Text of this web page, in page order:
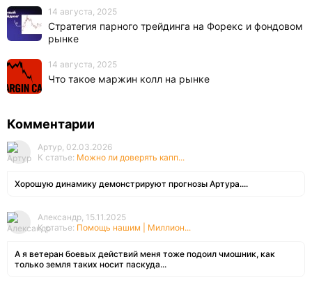
14 августа, 2025
Стратегия парного трейдинга на Форекс и фондовом
рынке
14 августа, 2025
Что такое маржин колл на рынке
Комментарии
Артур, 02.03.2026
К статье: Можно ли доверять капп...
Хорошую динамику демонстрируют прогнозы Артура....
Александр, 15.11.2025
К статье: Помощь нашим | Миллион...
А я ветеран боевых действий меня тоже подоил чмошник, как
только земля таких носит паскуда...